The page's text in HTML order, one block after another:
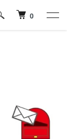
0